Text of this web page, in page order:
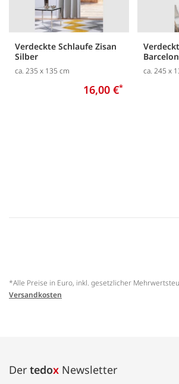
Verdeckte Schlaufe Zisan
Silber
ca. 235 x 135 cm
16,00 €*
ca. 245 x
*Alle Preise in Euro, inkl. gesetzlicher
Versandkosten
Der tedox Newsletter